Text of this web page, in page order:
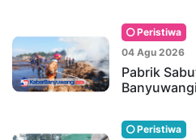
Peristiwa
04 Agu 2026
Pabrik
Peristiwa